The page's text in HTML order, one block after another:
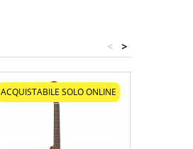
>
<
ACQUISTABILE SOLO ONLINE